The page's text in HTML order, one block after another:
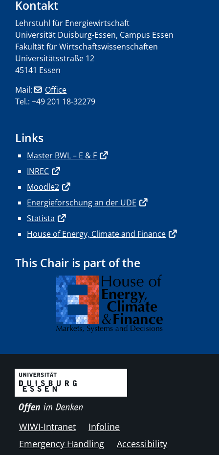
Kontakt
Lehrstuhl für Energiewirtschaft
Universität Duisburg-Essen, Campus Essen
Fakultät für Wirtschaftswissenschaften
Universitätsstraße 12
45141 Essen
Mail:
Office
Tel.: +49 201 18-32279
Links
Master BWL – E & F
INREC
Moodle2
Energieforschung an der UDE
Statista
House of Energy, Climate and Finance
This Chair is part of the
WIWI-Intranet
Infoline
Emergency Handling
Accessibility